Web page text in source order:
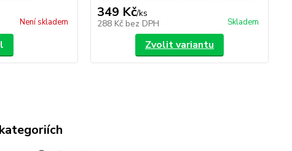
Není skladem
349 Kč/ks
288 Kč bez DPH Skladem
Zvolit variantu